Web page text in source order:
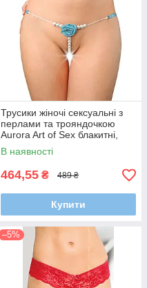
Трусики жіночі сексуальні з
перлами та трояндочкою
Aurora Art of Sex блакитні,
розмір XS-M
В наявності
464,55 ₴ 489 ₴
Купити
–5%